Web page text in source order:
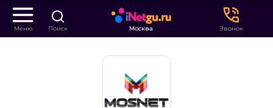
Меню Поиск Москва Звонок